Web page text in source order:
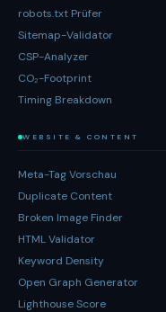
robots.txt Prüfer
Sitemap-Validator
CSP-Analyzer
CO₂-Footprint
Timing Breakdown
WEBSITE & CONTENT
Meta-Tag Vorschau
Duplicate Content
Broken Image Finder
HTML Validator
Keyword Density
Open Graph Generator
Lighthouse Score